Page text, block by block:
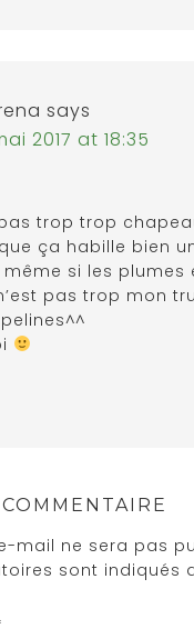
says
2017 at 18:35
trop trop
ça habille bien
même si les plumes
pas trop mon
mail ne sera pas
sont indiqués